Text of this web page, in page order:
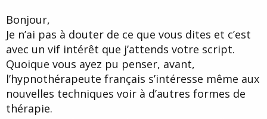
amicalement,
paul.
Bonjour,
Je n’ai pas à douter de ce que vous dites et c’est
avec un vif intérêt que j’attends votre script.
Quoique vous ayez pu penser, avant,
l’hypnothérapeute français s’intéresse même aux
nouvelles techniques voir à d’autres formes de
thérapie.